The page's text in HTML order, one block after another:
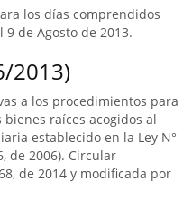
los días comprendidos
de Agosto de 2013.
2013)
a los procedimientos para
raíces acogidos al
establecido en la Ley N°
de 2006). Circular
de 2014 y modificada por